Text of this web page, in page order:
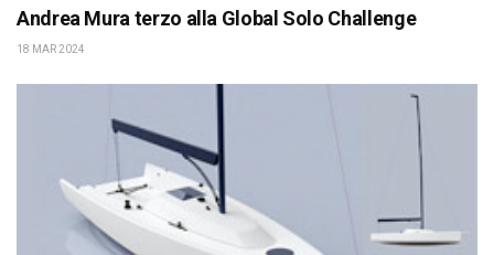
Andrea Mura terzo alla Global Solo Challenge
18 MAR 2024